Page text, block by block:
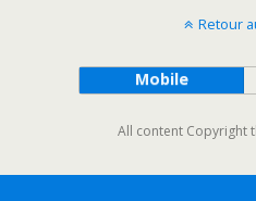
Retour
Mobile
All content Copyright